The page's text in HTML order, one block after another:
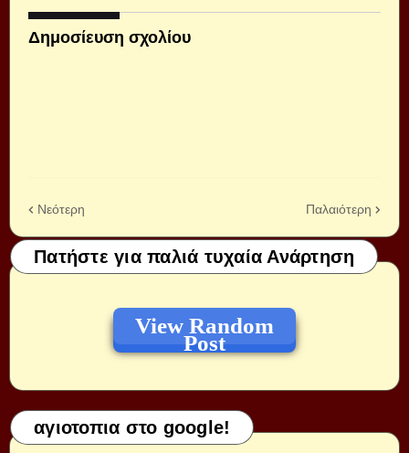
Δημοσίευση σχολίου
Νεότερη Παλαιότερη
Πατήστε για παλιά τυχαία Ανάρτηση
View Random
Post
αγιοτοπια στο google!